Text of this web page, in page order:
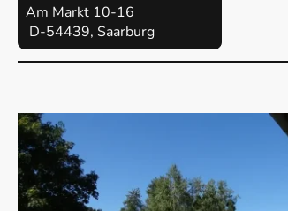
Am Markt 10-16
D-54439, Saarburg